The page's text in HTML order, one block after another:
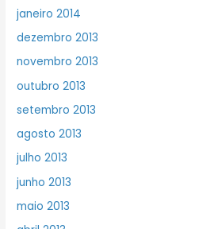
janeiro 2014
dezembro 2013
novembro 2013
outubro 2013
setembro 2013
agosto 2013
julho 2013
junho 2013
maio 2013